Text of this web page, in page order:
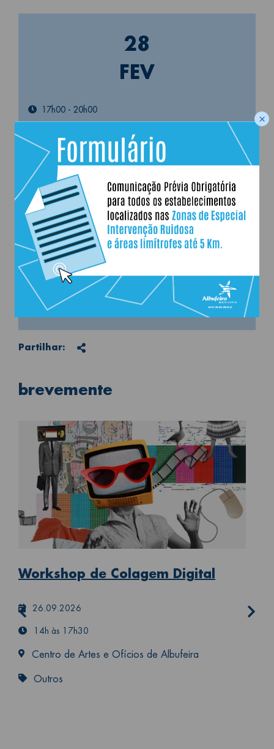
28
FEV
17h00 - 20h00
Desporto
+
−
Partilhar: Partilhar
brevemente
Workshop de Colagem Digital
26.09.2026
14h às 17h30
Centro de Artes e Ofícios de Albufeira
Outros
×